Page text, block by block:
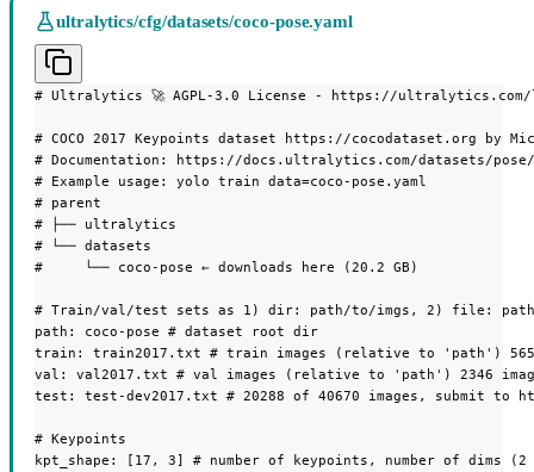
ultralytics/cfg/datasets/coco-pose.yaml
# Ultralytics 🚀 AGPL-3.0 License - https://ultralytics.com/
# COCO 2017 Keypoints dataset https://cocodataset.org by
# Documentation: https://docs.ultralytics.com/datasets/pose/
# Example usage: yolo train data=coco-pose.yaml
# parent
# ├── ultralytics
# └── datasets
#     └── coco-pose ← downloads here (20.2 GB)
# Train/val/test sets as 1) dir: path/to/imgs, 2) file:
path: coco-pose # dataset root dir
train: train2017.txt # train images (relative to 'path')
val: val2017.txt # val images (relative to 'path') 2346
test: test-dev2017.txt # 20288 of 40670 images, submit to
# Keypoints
kpt_shape: [17, 3] # number of keypoints, number of